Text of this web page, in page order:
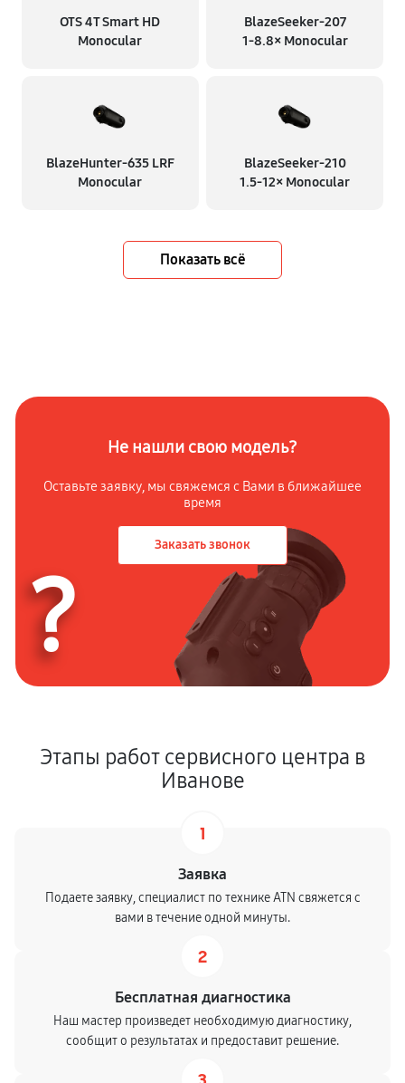
OTS 4T Smart HD
Monocular
BlazeSeeker‑207
1‑8.8× Monocular
BlazeHunter‑635 LRF
Monocular
BlazeSeeker‑210
1.5‑12× Monocular
Показать всё
Не нашли свою модель?
Оставьте заявку, мы свяжемся с Вами в ближайшее
время
Заказать звонок
?
Этапы работ сервисного центра в
Иванове
1
Заявка
Подаете заявку, специалист по технике ATN свяжется с
вами в течение одной минуты.
2
Бесплатная диагностика
Наш мастер произведет необходимую диагностику,
сообщит о результатах и предоставит решение.